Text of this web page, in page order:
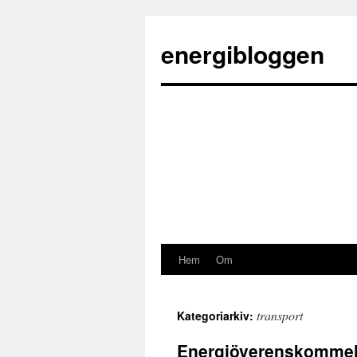
energibloggen
Hem Om
Kategoriarkiv: transport